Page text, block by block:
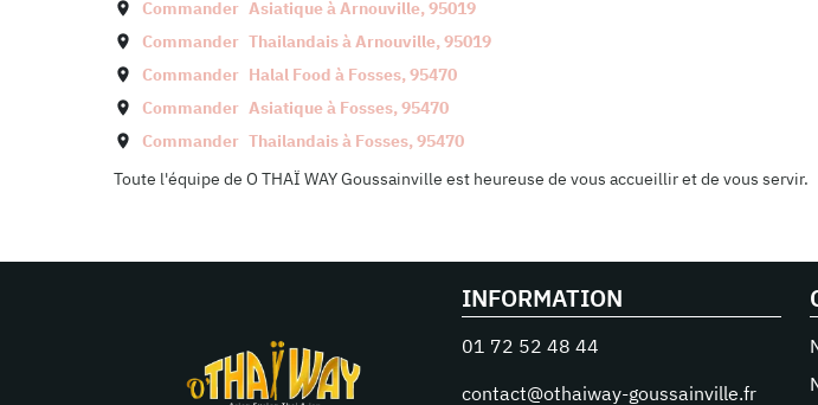
Commander Asiatique àArnouville,95019
Commander Thailandais àArnouville,95019
Commander Halal Food à Fosses,95470
Commander Asiatique à Fosses,95470
Commander Thailandais à Fosses,95470
Toute l'équipe de O THAÏ WAY Goussainville est heureuse de vous accueillir et de vous servir.
INFORMATION
01 72 52 48 44
contact@othaiway-goussainville.fr